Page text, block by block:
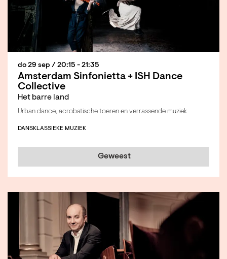
Amsterdam Sinfonietta + ISH Dance
Collective
Het barre land
do 29 sep / 20:15 - 21:35
Urban dance, acrobatische toeren en verrassende muziek
DANSKLASSIEKE MUZIEK
Geweest